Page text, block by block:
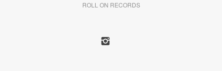
ROLL ON RECORDS